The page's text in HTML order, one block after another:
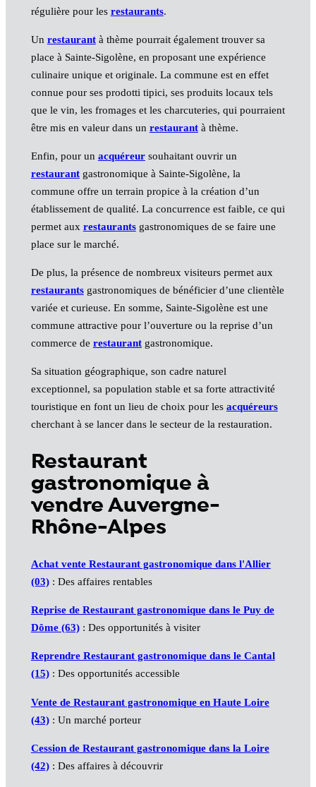
régulière pour les restaurants.
Un restaurantà thème pourrait également trouver sa
place à Sainte-Sigolène, en proposant une expérience
culinaire unique et originale. La commune est en effet
connue pour ses prodotti tipici, ses produits locaux tels
que le vin, les fromages et les charcuteries, qui pourraient
être mis en valeur dans un restaurantà thème.
Enfin, pour un acquéreursouhaitant ouvrir un
restaurantgastronomique à Sainte-Sigolène, la
commune offre un terrain propice à la création d’un
établissement de qualité. La concurrence est faible, ce qui
permet aux restaurantsgastronomiques de se faire une
place sur le marché.
De plus, la présence de nombreux visiteurs permet aux
restaurantsgastronomiques de bénéficier d’une clientèle
variée et curieuse. En somme, Sainte-Sigolène est une
commune attractive pour l’ouverture ou la reprise d’un
commerce de restaurantgastronomique.
Sa situation géographique, son cadre naturel
exceptionnel, sa population stable et sa forte attractivité
touristique en font un lieu de choix pour les acquéreurs
cherchant à se lancer dans le secteur de la restauration.
Restaurant
gastronomique à
vendre Auvergne-
Rhône-Alpes
Achat vente Restaurant gastronomique dans l'Allier
(03): Des affaires rentables
Reprise de Restaurant gastronomique dans le Puy de
Dôme (63): Des opportunités à visiter
Reprendre Restaurant gastronomique dans le Cantal
(15): Des opportunités accessible
Vente de Restaurant gastronomique en Haute Loire
(43): Un marché porteur
Cession de Restaurant gastronomique dans la Loire
(42): Des affaires à découvrir